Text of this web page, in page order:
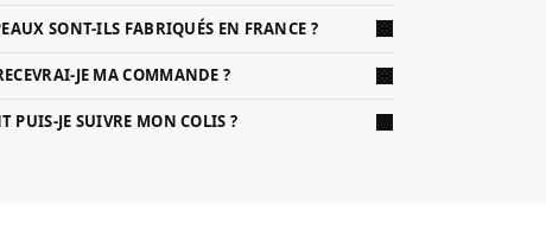
SONT-ILS FABRIQUÉS EN FRANCE ?
JE MA COMMANDE ?
PUIS-JE SUIVRE MON COLIS ?